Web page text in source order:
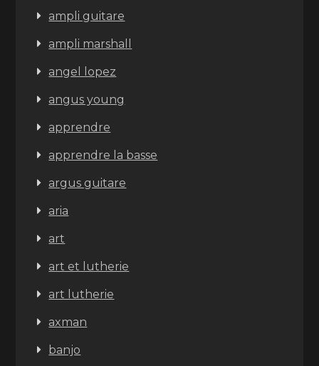
ampli guitare
ampli marshall
angel lopez
angus young
apprendre
apprendre la basse
argus guitare
aria
art
art et lutherie
art lutherie
axman
banjo